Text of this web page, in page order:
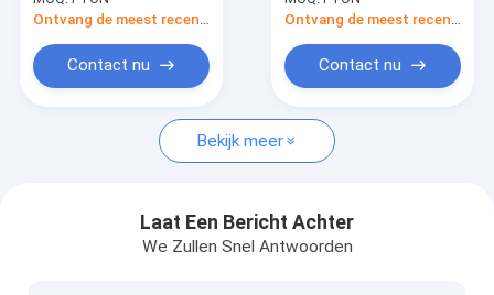
Vraag een offerte
316l roestvrij staalpijp
304 roestvrij staalbuizenstelsel
naadloze ss pijp
Tp 316l van Aisi 316l
staalpijp
Ontvang de meest recente Prijs
Contact nu
Roestvrij staaluitlaat
Ontvang de meest recente Prijs
Contact nu
Bekijk meer
Laat Een Bericht Achter
We Zullen Snel Antwoorden